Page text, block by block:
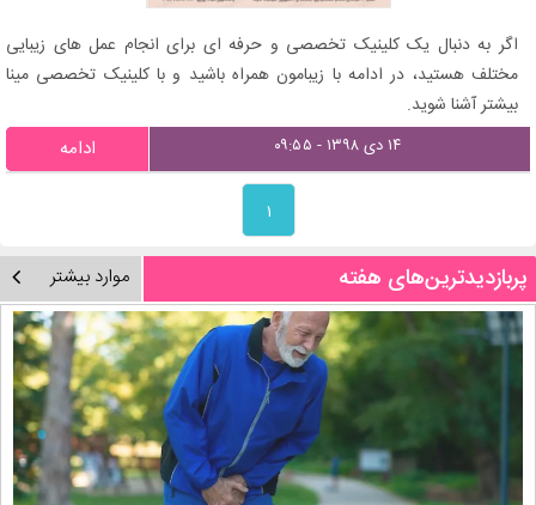
اگر به دنبال یک کلینیک تخصصی و حرفه ای برای انجام عمل های زیبایی
مختلف هستید، در ادامه با زیبامون همراه باشید و با کلینیک تخصصی مینا
بیشتر آشنا شوید.
۱۴ دی ۱۳۹۸ - ۰۹:۵۵ ادامه
۱
پربازدیدترین‌های هفته موارد بیشتر